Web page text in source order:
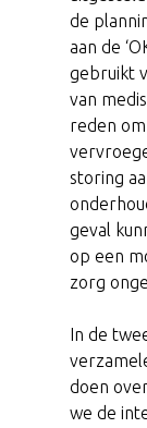
de
aan de
gebruikt
van
reden
storing
geval
op een
zorg
In de
doen
we de